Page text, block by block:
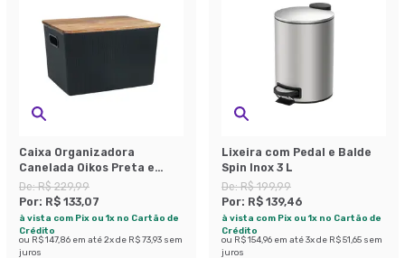
Caixa Organizadora
Canelada Oikos Preta e
Acácia 23 L
De:R$ 229,99
Por: R$ 133,07
à vista com Pix ou 1x no Cartão de
Crédito
ou R$ 147,86 em até2x de R$ 73,93 sem
juros
Lixeira com Pedal e Balde
Spin Inox 3 L
De:R$ 199,99
Por: R$ 139,46
à vista com Pix ou 1x no Cartão de
Crédito
ou R$ 154,96 em até3x de R$ 51,65 sem
juros